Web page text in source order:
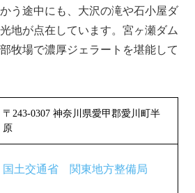
う途中にも、大沢の滝や石小屋ダ
地が点在しています。宮ヶ瀬ダム
牧場で濃厚ジェラートを堪能して
〒243-0307 神奈川県愛甲郡愛川町半
原
国土交通省 関東地方整備局